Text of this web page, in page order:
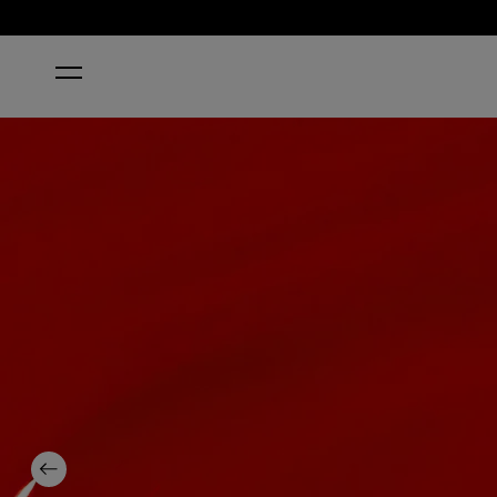
Previous